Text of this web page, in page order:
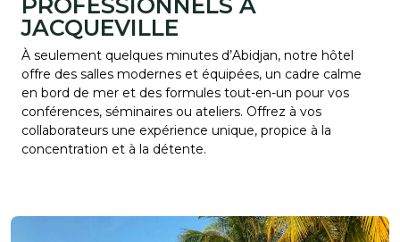
JACQUEVILLE
À seulement quelques minutes d’Abidjan, notre hôtel
offre des salles modernes et équipées, un cadre calme
en bord de mer et des formules tout-en-un pour vos
conférences, séminaires ou ateliers. Offrez à vos
collaborateurs une expérience unique, propice à la
concentration et à la détente.